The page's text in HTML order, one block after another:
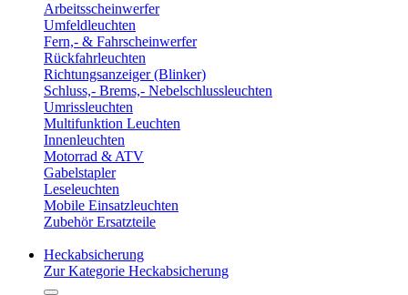
Arbeitsscheinwerfer
Umfeldleuchten
Fern,- & Fahrscheinwerfer
Rückfahrleuchten
Richtungsanzeiger (Blinker)
Schluss,- Brems,- Nebelschlussleuchten
Umrissleuchten
Multifunktion Leuchten
Innenleuchten
Motorrad & ATV
Gabelstapler
Leseleuchten
Mobile Einsatzleuchten
Zubehör Ersatzteile
Heckabsicherung
Zur Kategorie Heckabsicherung